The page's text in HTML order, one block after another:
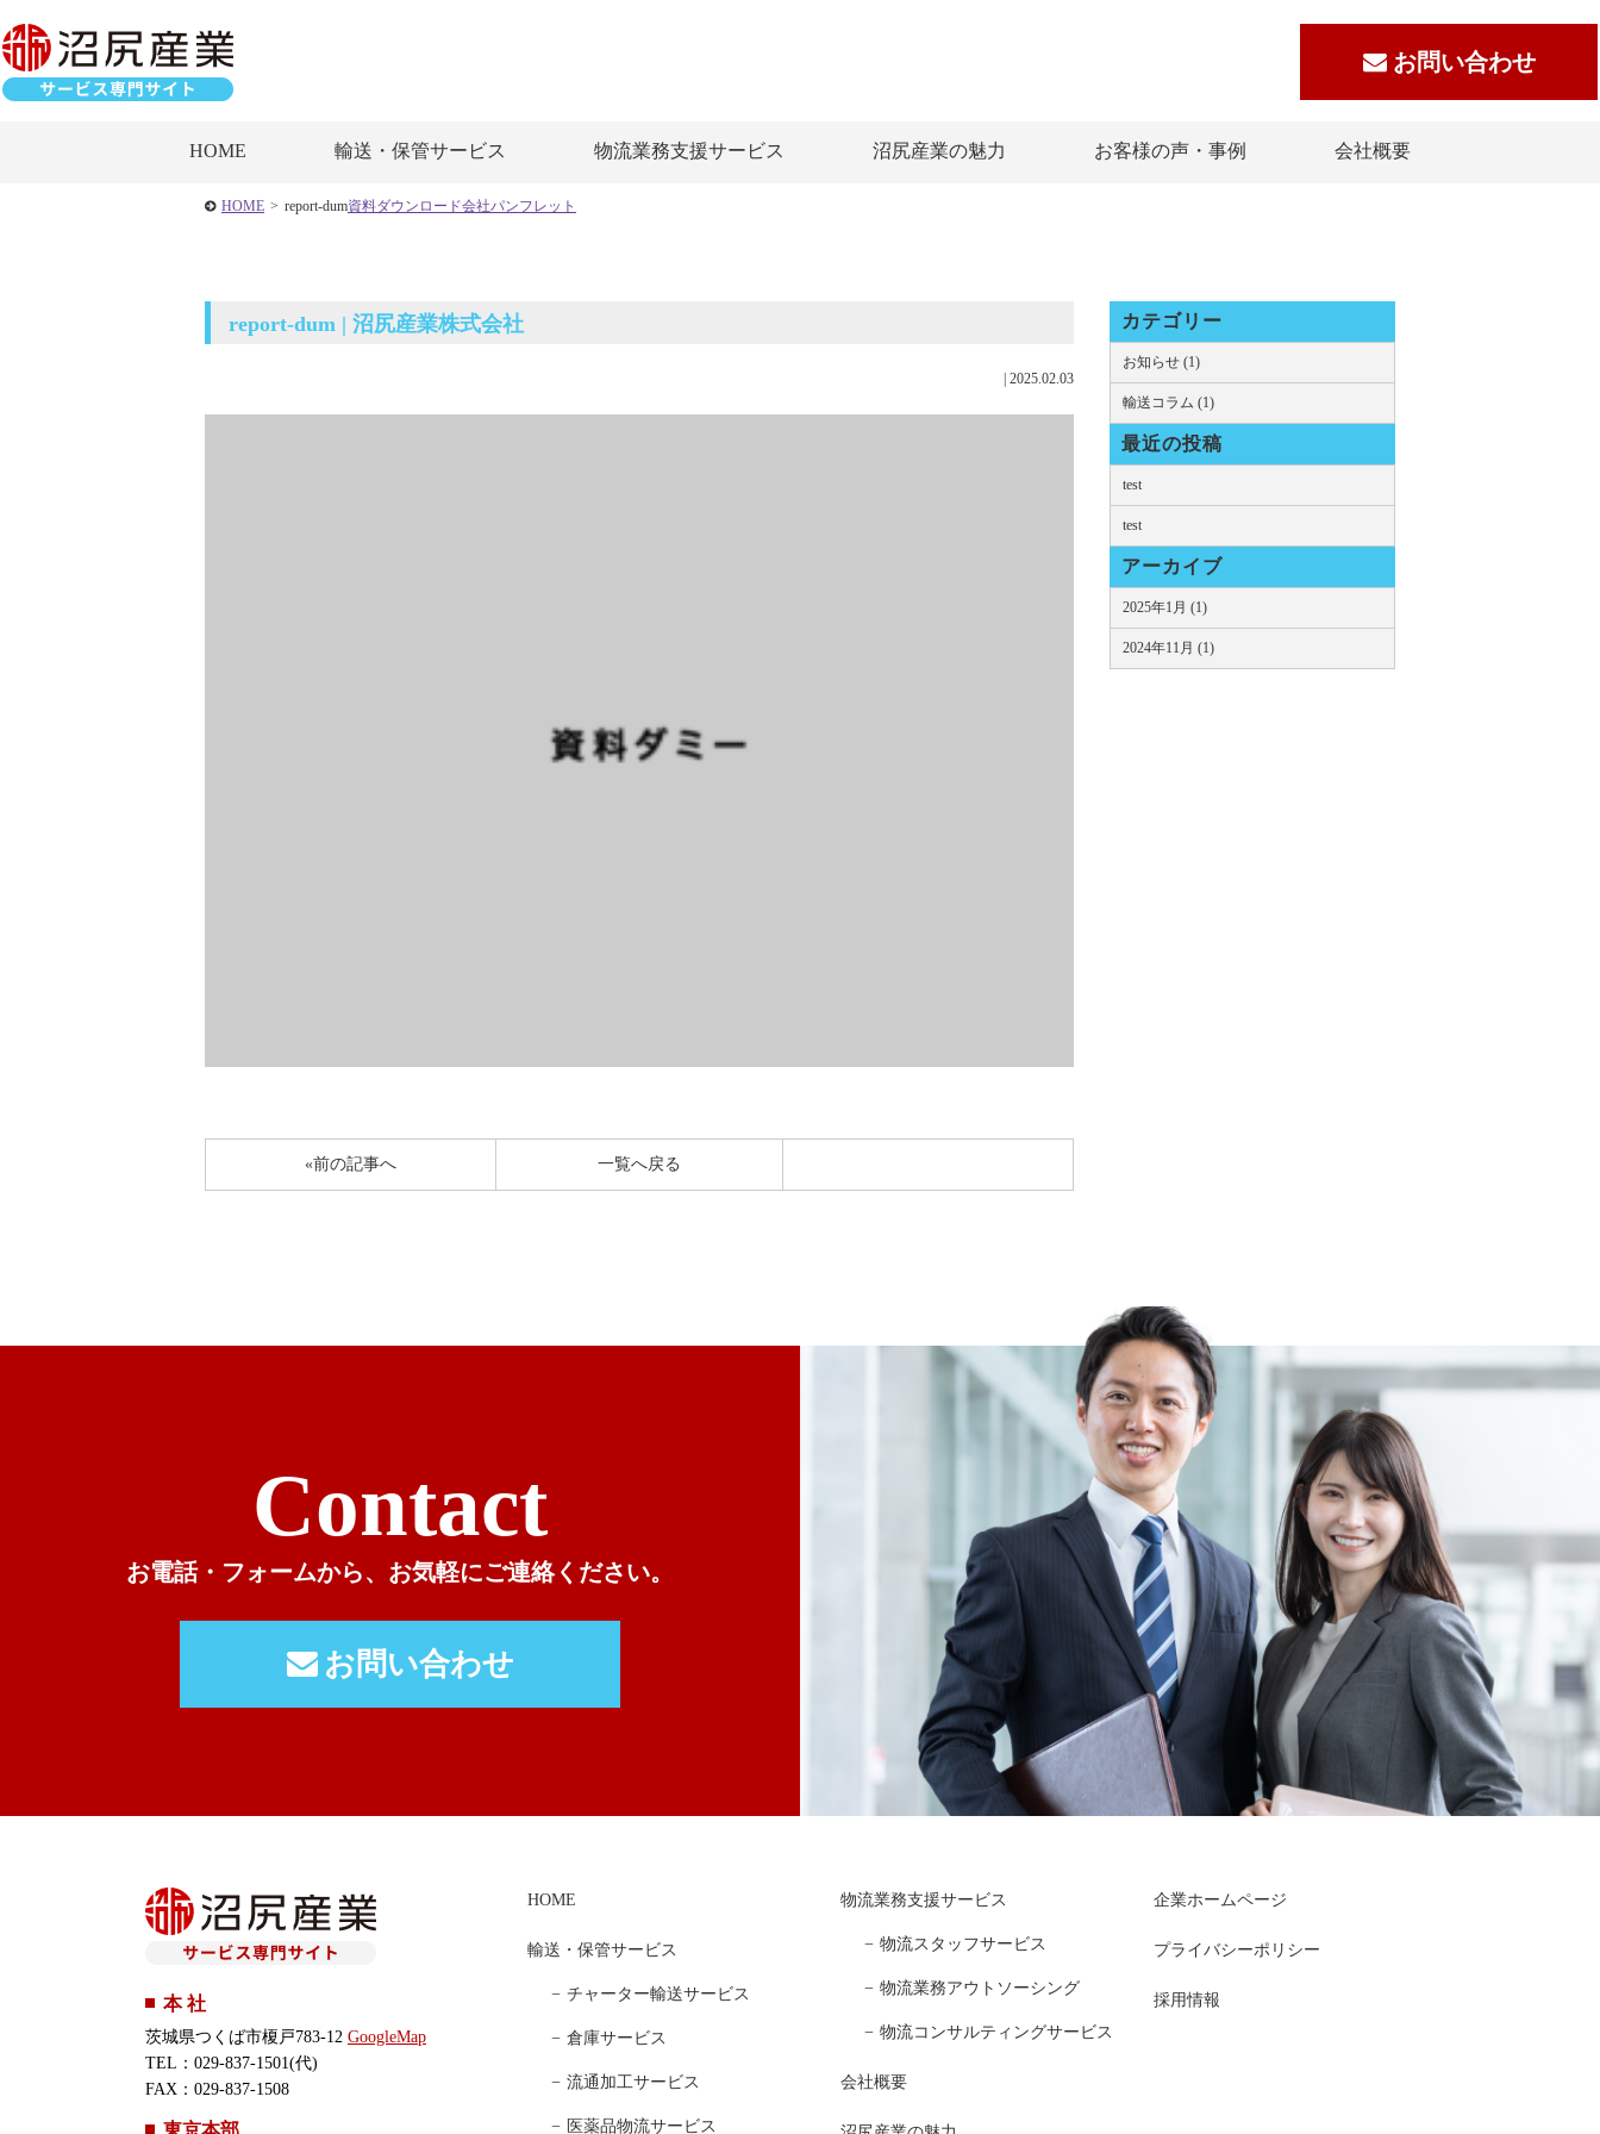
HOME 輸送・保管サービス 物流業務支援サービス 沼尻産業の魅力 お客様の声・事例 会社概要
お問い合わせ
HOME > 資料ダウンロード会社パンフレット
report-dum
report-dum | 沼尻産業株式会社
2025.02.03
«前の記事へ 一覧へ戻る
カテゴリー
お知らせ (1)
輸送コラム (1)
最近の投稿
test
test
アーカイブ
2025年1月 (1)
2024年11月 (1)
Contact
お電話・フォームから、 お気軽にご連絡ください。
お問い合わせ
HOME
輸送・保管サービス
チャーター輸送サービス
倉庫サービス
流通加工サービス
医薬品物流サービス
物流業務支援サービス
物流スタッフサービス
物流業務アウトソーシング
物流コンサルティングサービス
会社概要
企業ホームページ
プライバシーポリシー
採用情報
本 社
茨城県つくば市榎戸783-12 GoogleMap
TEL：029-837-1501(代)
FAX：029-837-1508
東京本部